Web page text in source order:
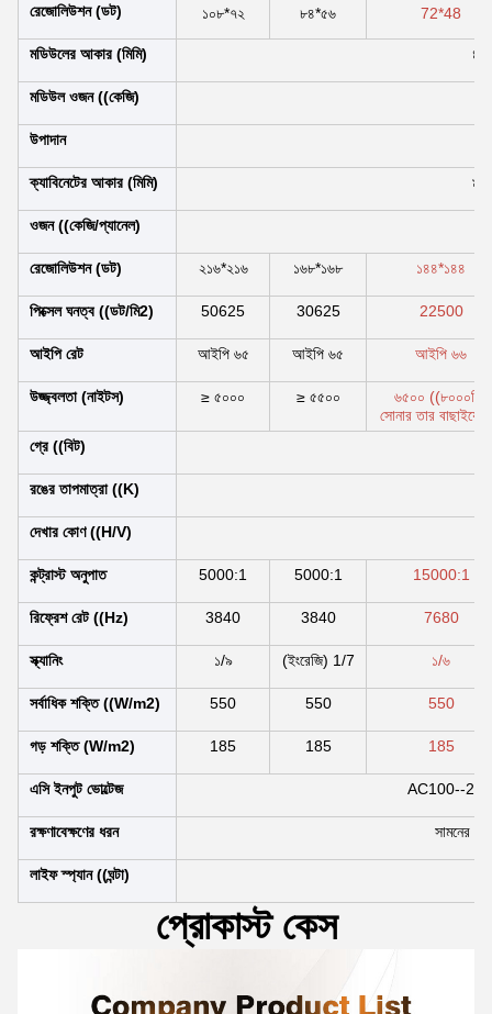
রেজোলিউশন (ডট) ১০৮*৭২ ৮৪*৫৬ 72*48
মডিউলের আকার (মিমি)
মডিউল ওজন ((কেজি)
উপাদান
ক্যাবিনেটের আকার (মিমি)
ওজন ((কেজি/প্যানেল)
রেজোলিউশন (ডট) ২১৬*২১৬ ১৬৮*১৬৮ ১৪৪*১৪৪
পিক্সেল ঘনত্ব ((ডট/মি2) 50625 30625 22500
আইপি রেট আইপি ৬৫ আইপি ৬৫ আইপি ৬৬
উজ্জ্বলতা (নাইটস) ≥ ৫০০০ ≥ ৫৫০০
৬৫০০ ((৮০০০নিট
সোনার তার
গ্রে ((বিট)
রঙের তাপমাত্রা ((K)
দেখার কোণ ((H/V)
কন্ট্রাস্ট অনুপাত 5000:1 5000:1 15000:1
রিফ্রেশ রেট ((Hz) 3840 3840 7680
স্ক্যানিং ১/৯ (ইংরেজি) 1/7 ১/৬
সর্বাধিক শক্তি ((W/m2) 550 550 550
গড় শক্তি (W/m2) 185 185 185
এসি ইনপুট ভোল্টেজ AC100--
রক্ষণাবেক্ষণের ধরন সামনের ও
লাইফ স্প্যান ((ঘন্টা)
প্রোকাস্ট কেস